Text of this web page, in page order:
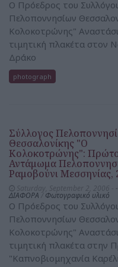
O Πρόεδρος του
Πελοποννησίων
Κολοκοτρώνης"
τιμητική πλακέτα στον
Δράκο
photograph
Σύλλογος
Θεσσαλονίκης "Ο
Κολοκοτρώνης":
Αντάμωμα
Ραμοβούνι Μεσσηνίας,
ΔΙΑΦΟΡΑ Φωτογραφικό υλικό
O Πρόεδρος του
Πελοποννησίων
Κολοκοτρώνης"
τιμητική πλακέτα στην
"Καπνοβιομηχανία